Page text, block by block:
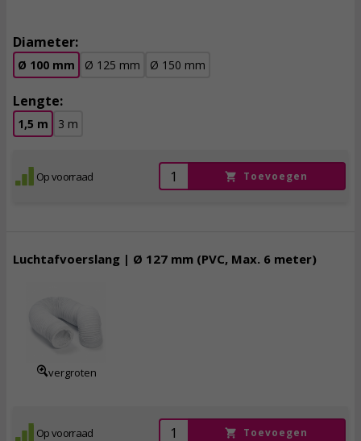
Diameter:
Ø 100 mm Ø 125 mm Ø 150 mm
Lengte:
1,5 m 3 m
Op voorraad Toevoegen
Luchtafvoerslang | Ø 127 mm (PVC, Max. 6 meter)
vergroten
Op voorraad Toevoegen